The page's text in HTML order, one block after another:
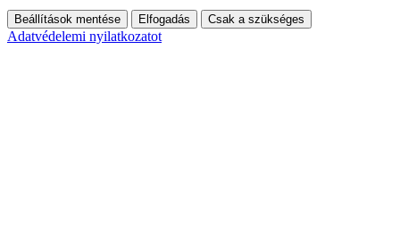
Beállítások mentése Elfogadás Csak a szükséges
Adatvédelemi nyilatkozatot